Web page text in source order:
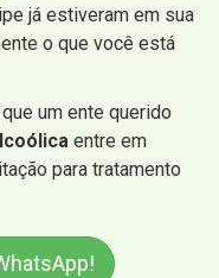
já estiveram em sua
o que você está
um ente querido
entre em
para tratamento